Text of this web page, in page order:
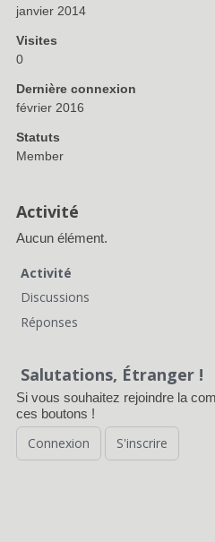
janvier 2014
Visites
0
Dernière connexion
février 2016
Statuts
Member
Activité
Aucun élément.
Activité
Discussions
Réponses
Salutations, Étranger !
Si vous souhaitez rejoindre la
ces boutons !
Connexion S'inscrire